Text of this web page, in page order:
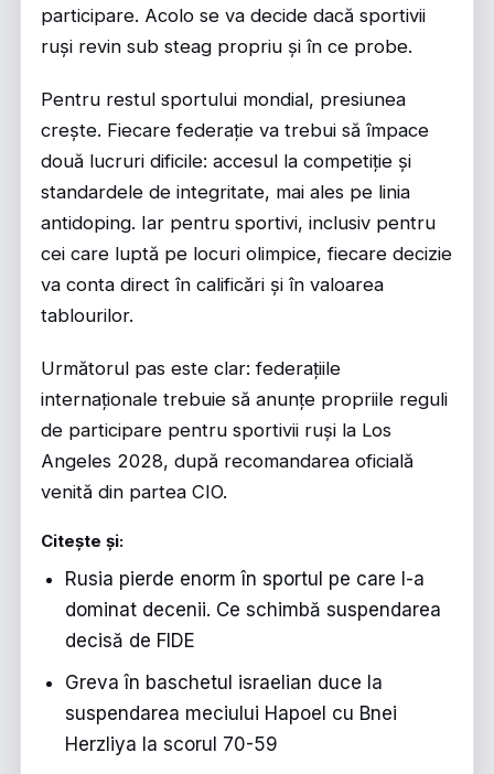
participare. Acolo se va decide dacă sportivii
ruși revin sub steag propriu și în ce probe.
Pentru restul sportului mondial, presiunea
crește. Fiecare federație va trebui să împace
două lucruri dificile: accesul la competiție și
standardele de integritate, mai ales pe linia
antidoping. Iar pentru sportivi, inclusiv pentru
cei care luptă pe locuri olimpice, fiecare decizie
va conta direct în calificări și în valoarea
tablourilor.
Următorul pas este clar: federațiile
internaționale trebuie să anunțe propriile reguli
de participare pentru sportivii ruși la Los
Angeles 2028, după recomandarea oficială
venită din partea CIO.
Citește și:
Rusia pierde enorm în sportul pe care l-a
dominat decenii. Ce schimbă suspendarea
decisă de FIDE
Greva în baschetul israelian duce la
suspendarea meciului Hapoel cu Bnei
Herzliya la scorul 70-59